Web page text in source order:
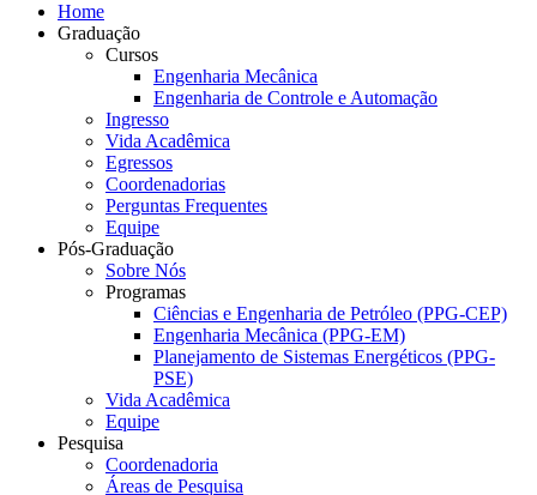
Home
Graduação
Cursos
Engenharia Mecânica
Engenharia de Controle e Automação
Ingresso
Vida Acadêmica
Egressos
Coordenadorias
Perguntas Frequentes
Equipe
Pós-Graduação
Sobre Nós
Programas
Ciências e Engenharia de Petróleo (PPG-CEP)
Engenharia Mecânica (PPG-EM)
Planejamento de Sistemas Energéticos (PPG-
PSE)
Vida Acadêmica
Equipe
Pesquisa
Coordenadoria
Áreas de Pesquisa